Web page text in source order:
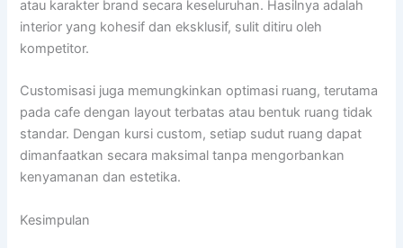
atau karakter brand secara keseluruhan. Hasilnya adalah
interior yang kohesif dan eksklusif, sulit ditiru oleh
kompetitor.
Customisasi juga memungkinkan optimasi ruang, terutama
pada cafe dengan layout terbatas atau bentuk ruang tidak
standar. Dengan kursi custom, setiap sudut ruang dapat
dimanfaatkan secara maksimal tanpa mengorbankan
kenyamanan dan estetika.
Kesimpulan